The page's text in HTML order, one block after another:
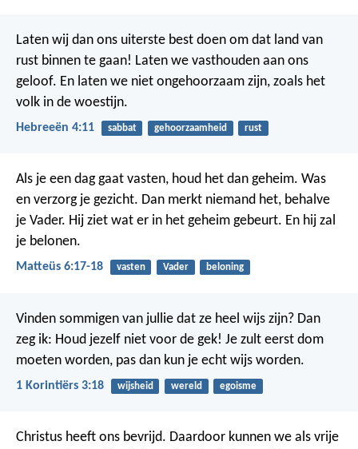
Laten wij dan ons uiterste best doen om dat land van
rust binnen te gaan! Laten we vasthouden aan ons
geloof. En laten we niet ongehoorzaam zijn, zoals het
volk in de woestijn.
Hebreeën 4:11 sabbat gehoorzaamheid rust
Als je een dag gaat vasten, houd het dan geheim. Was
en verzorg je gezicht. Dan merkt niemand het, behalve
je Vader. Hij ziet wat er in het geheim gebeurt. En hij zal
je belonen.
Matteüs 6:17-18 vasten Vader beloning
Vinden sommigen van jullie dat ze heel wijs zijn? Dan
zeg ik: Houd jezelf niet voor de gek! Je zult eerst dom
moeten worden, pas dan kun je echt wijs worden.
1 Korintiërs 3:18 wijsheid wereld egoisme
Christus heeft ons bevrijd. Daardoor kunnen we als vrije